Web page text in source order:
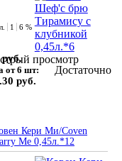
просмотр
1 6 %
руб.
от 6 шт:
руб.
Достаточно
Кери Ми/Coven
Me 0,45л.*12